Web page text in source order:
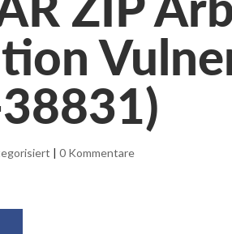
|0 Kommentare